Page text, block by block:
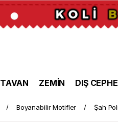
TAVAN ZEMİN DIŞ CEPHE
Boyanabilir Motifler Şah